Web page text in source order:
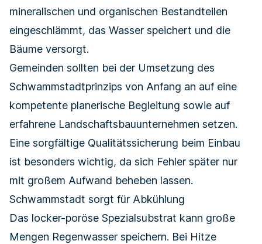
mineralischen und organischen Bestandteilen
eingeschlämmt, das Wasser speichert und die
Bäume versorgt.
Gemeinden sollten bei der Umsetzung des
Schwammstadtprinzips von Anfang an auf eine
kompetente planerische Begleitung sowie auf
erfahrene Landschaftsbauunternehmen setzen.
Eine sorgfältige Qualitätssicherung beim Einbau
ist besonders wichtig, da sich Fehler später nur
mit großem Aufwand beheben lassen.
Schwammstadt sorgt für Abkühlung
Das locker-poröse Spezialsubstrat kann große
Mengen Regenwasser speichern. Bei Hitze